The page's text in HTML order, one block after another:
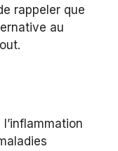
rappeler que
au